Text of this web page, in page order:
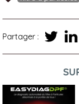
Partager :